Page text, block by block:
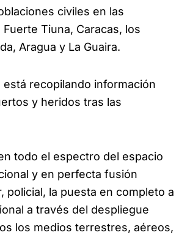
civiles en las
Tiuna, Caracas, los
Aragua y La Guaira.
está recopilando información
y heridos tras las
todo el espectro del espacio
y en perfecta fusión
policial, la puesta en completo a
a través del despliegue
los medios terrestres, aéreos,